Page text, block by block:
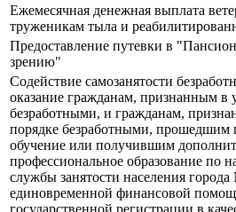
Ежемесячная денежная выплата
труженикам тыла и
Предоставление путевки в
зрению"
Содействие самозанятости
оказание гражданам, признанным в
безработными, и гражданам,
порядке безработными, прошедшим
обучение или получившим
профессиональное образование по
службы занятости населения
единовременной финансовой